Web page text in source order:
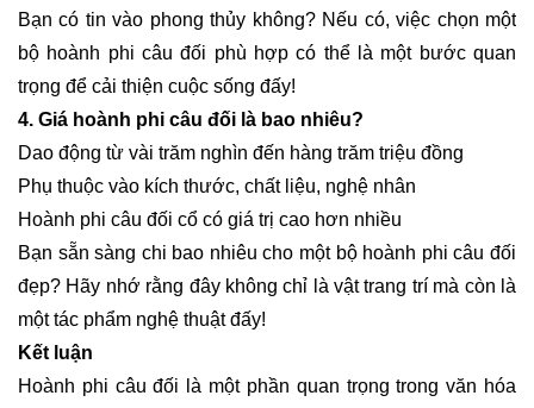
Bạn có tin vào phong thủy không? Nếu có, việc chọn một
bộ hoành phi câu đối phù hợp có thể là một bước quan
trọng để cải thiện cuộc sống đấy!
4. Giá hoành phi câu đối là bao nhiêu?
Dao động từ vài trăm nghìn đến hàng trăm triệu đồng
Phụ thuộc vào kích thước, chất liệu, nghệ nhân
Hoành phi câu đối cổ có giá trị cao hơn nhiều
Bạn sẵn sàng chi bao nhiêu cho một bộ hoành phi câu đối
đẹp? Hãy nhớ rằng đây không chỉ là vật trang trí mà còn là
một tác phẩm nghệ thuật đấy!
Kết luận
Hoành phi câu đối là một phần quan trọng trong văn hóa